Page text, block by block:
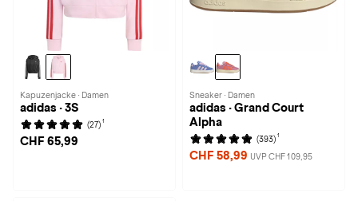
Kapuzenjacke · Damen
adidas · 3S
(27) 1
CHF 65,99
Sneaker · Damen
adidas · Grand Court
Alpha
(393) 1
CHF 58,99 UVP CHF 109,95